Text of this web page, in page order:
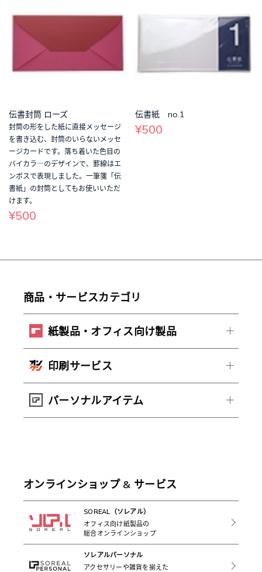
伝書封筒 ローズ
封筒の形をした紙に直接メッセージ
を書き込む、封筒のいらないメッセ
ージカードです。落ち着いた色目の
バイカラ―のデザインで、罫線はエ
ンボスで表現しました。一筆箋「伝
書紙」の封筒としてもお使いいただ
けます。
¥500
伝書紙 no.1
¥500
商品・サービスカテゴリ
紙製品・オフィス向け製品
印刷サービス
パーソナルアイテム
オンラインショップ & サービス
SOREAL（ソレアル）
オフィス向け紙製品の
総合オンラインショップ
ソレアルパーソナル
アクセサリーや雑貨を揃えた